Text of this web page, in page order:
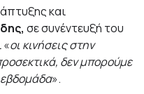
και
σε συνέντευξή του
«οι κινήσεις στην
δεν μπορούμε
».